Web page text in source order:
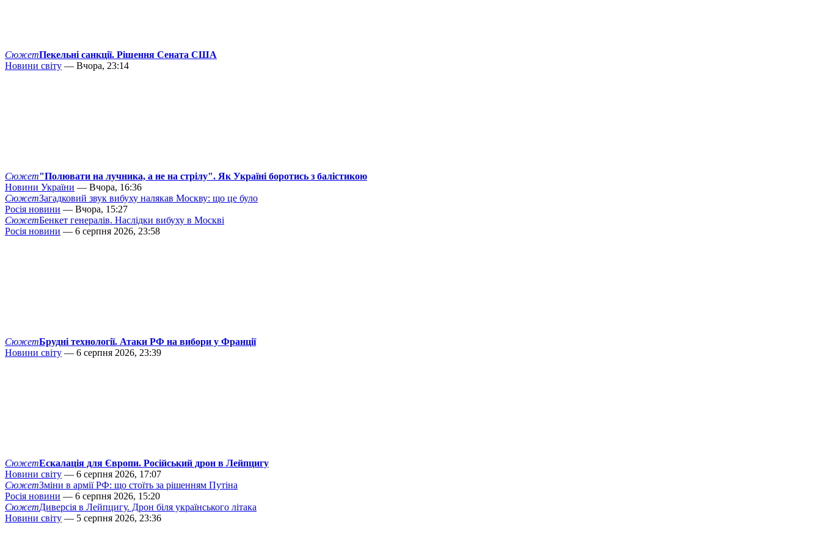
СюжетПекельні санкції. Рішення Сената США
Новини світу — Вчора, 23:14
Сюжет"Полювати на лучника, а не на стрілу". Як Україні боротись з балістикою
Новини України — Вчора, 16:36
СюжетЗагадковий звук вибуху налякав Москву: що це було
Росія новини — Вчора, 15:27
СюжетБенкет генералів. Наслідки вибуху в Москві
Росія новини — 6 серпня 2026, 23:58
СюжетБрудні технології. Атаки РФ на вибори у Франції
Новини світу — 6 серпня 2026, 23:39
СюжетЕскалація для Європи. Російський дрон в Лейпцигу
Новини світу — 6 серпня 2026, 17:07
СюжетЗміни в армії РФ: що стоїть за рішенням Путіна
Росія новини — 6 серпня 2026, 15:20
СюжетДиверсія в Лейпцигу. Дрон біля українського літака
Новини світу — 5 серпня 2026, 23:36